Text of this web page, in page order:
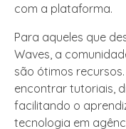
com a plataforma.
Para aqueles que
Waves, a
são ótimos
encontrar tutoriais,
facilitando o
tecnologia em